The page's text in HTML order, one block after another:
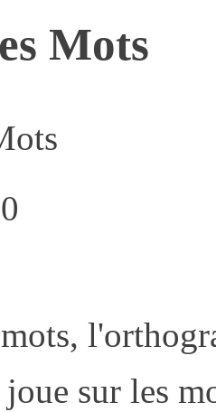
Mots
sur les